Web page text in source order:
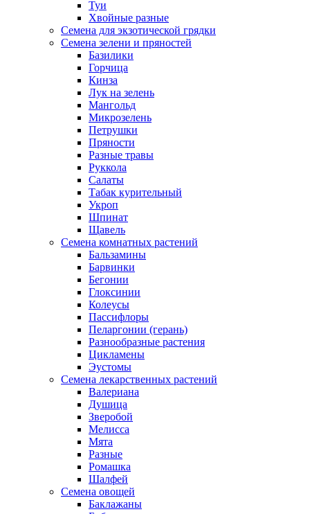
Туи
Хвойные разные
Семена для экзотической грядки
Семена зелени и пряностей
Базилики
Горчица
Кинза
Лук на зелень
Мангольд
Микрозелень
Петрушки
Пряности
Разные травы
Руккола
Салаты
Табак курительный
Укроп
Шпинат
Щавель
Семена комнатных растений
Бальзамины
Барвинки
Бегонии
Глоксинии
Колеусы
Пассифлоры
Пеларгонии (герань)
Разнообразные растения
Цикламены
Эустомы
Семена лекарственных растений
Валериана
Душица
Зверобой
Мелисса
Мята
Разные
Ромашка
Шалфей
Семена овощей
Баклажаны